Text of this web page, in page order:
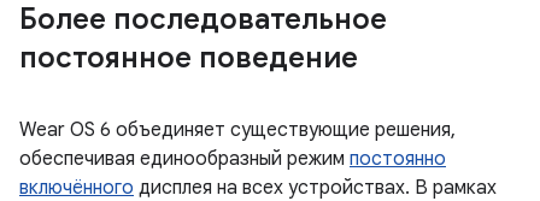
Более последовательное
постоянное поведение
Wear OS 6 объединяет существующие решения,
обеспечивая единообразный режим постоянно
включённого дисплея на всех устройствах. В рамках